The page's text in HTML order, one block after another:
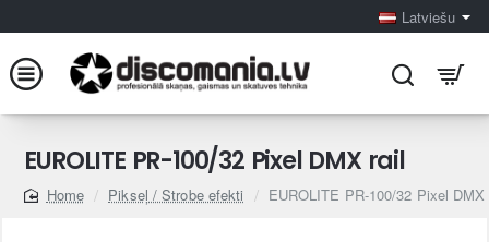
Latviešu
EUROLITE PR-100/32 Pixel DMX rail
home
Pikseļ / Strobe efekti EUROLITE PR-100/32 Pixel